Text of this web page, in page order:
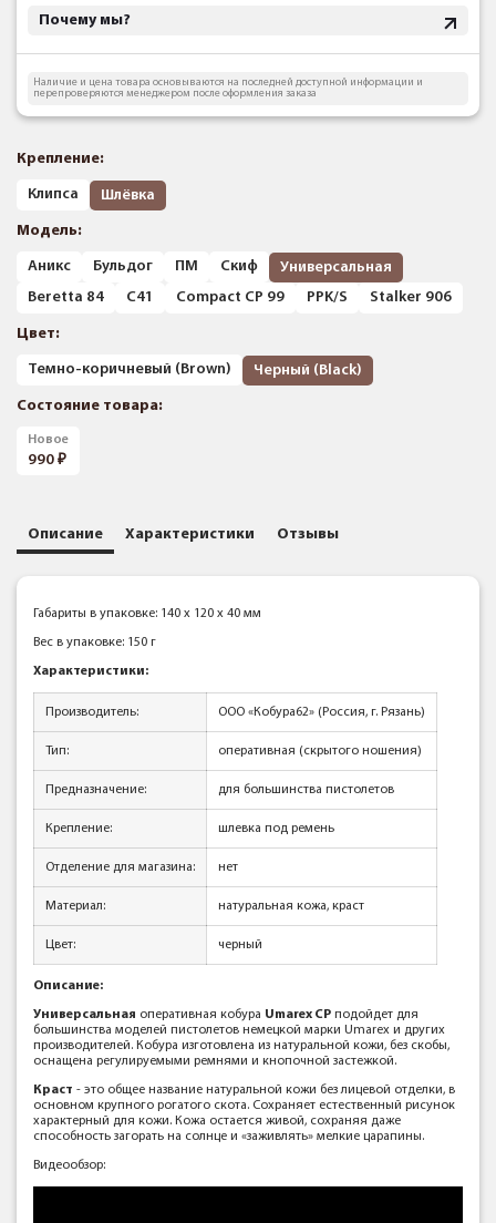
Почему мы?
Наличие и цена товара основываются на последней доступной информации и
перепроверяются менеджером после оформления заказа
Крепление:
Клипса Шлёвка
Модель:
Аникс Бульдог ПМ Скиф
Универсальная
Beretta 84
C41 Compact CP 99 PPK/S Stalker 906
Цвет:
Темно-коричневый (Brown) Черный (Black)
Состояние товара:
Новое
990
Описание Характеристики Отзывы
Габариты в упаковке: 140 x 120 x 40 мм
Вес в упаковке: 150 г
Характеристики:
Производитель: ООО «Кобура62» (Россия, г. Рязань)
Тип: оперативная (скрытого ношения)
Предназначение: для большинства пистолетов
Крепление: шлевка под ремень
Отделение для магазина: нет
Материал: натуральная кожа, краст
Цвет: черный
Описание:
Универсальная оперативная кобура Umarex CP подойдет для
большинства моделей пистолетов немецкой марки Umarex и других
производителей. Кобура изготовлена из натуральной кожи, без скобы,
оснащена регулируемыми ремнями и кнопочной застежкой.
Краст - это общее название натуральной кожи без лицевой отделки, в
основном крупного рогатого скота. Сохраняет естественный рисунок
характерный для кожи. Кожа остается живой, сохраняя даже
способность загорать на солнце и «заживлять» мелкие царапины.
Видеообзор: